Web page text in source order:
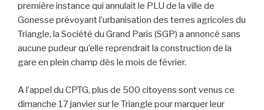
première instance qui annulait le PLU de la ville de
Gonesse prévoyant l’urbanisation des terres agricoles du
Triangle, la Société du Grand Paris (SGP) a annoncé sans
aucune pudeur qu’elle reprendrait la construction de la
gare en plein champ dès le mois de février.
A l’appel du CPTG, plus de 500 citoyens sont venus ce
dimanche 17 janvier sur le Triangle pour marquer leur